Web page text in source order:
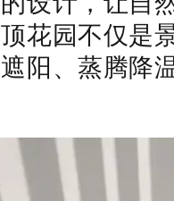
花园不仅是
阳、蒸腾降